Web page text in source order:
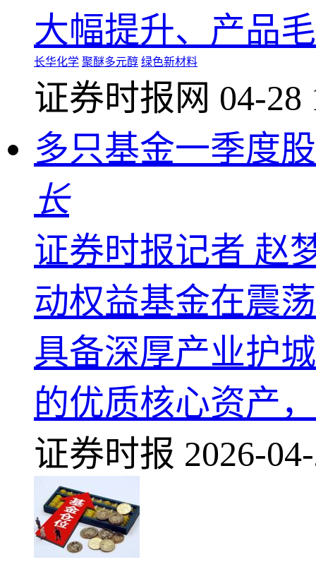
大幅提升、产品
长华化学 聚醚多元醇 绿色新材料
证券时报网 04-28
多只基金一季度
长
证券时报记者 赵
动权益基金在震
具备深厚产业护
的优质核心资产
证券时报 2026-